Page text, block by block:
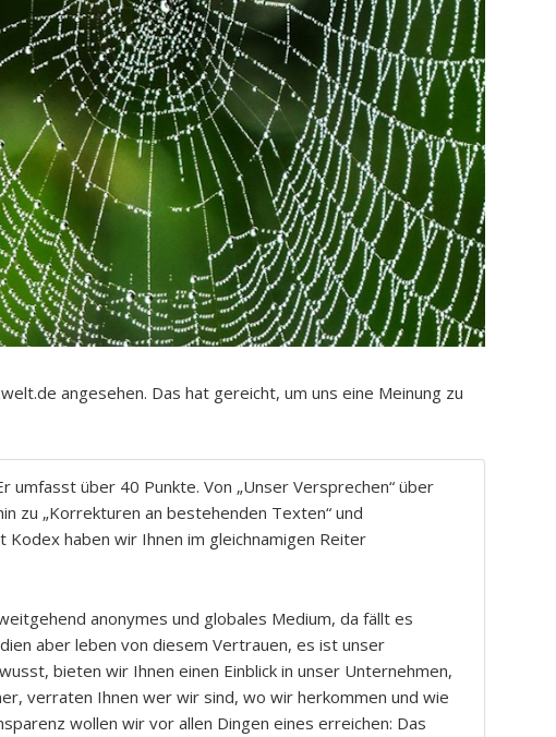
angesehen. Das hat gereicht, um uns eine Meinung zu
umfasst über 40 Punkte. Von „Unser Versprechen“ über
zu „Korrekturen an bestehenden Texten“ und
Kodex haben wir Ihnen im gleichnamigen Reiter
anonymes und globales Medium, da fällt es
aber leben von diesem Vertrauen, es ist unser
bieten wir Ihnen einen Einblick in unser Unternehmen,
verraten Ihnen wer wir sind, wo wir herkommen und wie
wollen wir vor allen Dingen eines erreichen: Das